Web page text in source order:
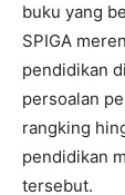
buku yang
SPIGA
pendidikan
persoalan
rangking
pendidikan
tersebut.